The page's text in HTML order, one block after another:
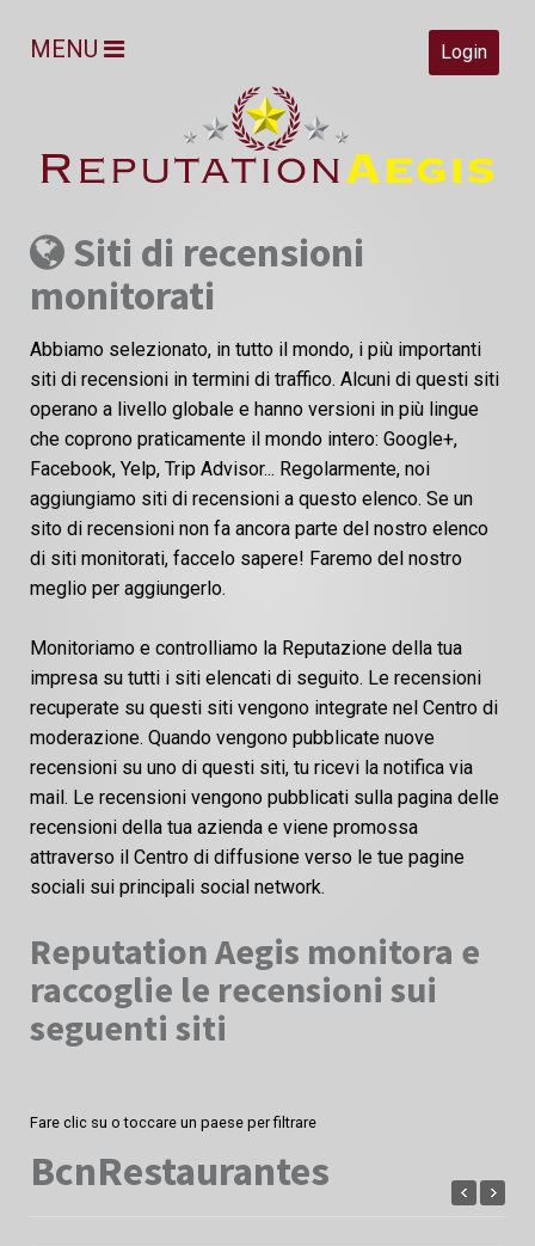
Login
MENU
Siti di recensioni
monitorati
Abbiamo selezionato, in tutto il mondo, i più importanti
siti di recensioni in termini di traffico. Alcuni di questi siti
operano a livello globale e hanno versioni in più lingue
che coprono praticamente il mondo intero: Google+,
Facebook, Yelp, Trip Advisor... Regolarmente, noi
aggiungiamo siti di recensioni a questo elenco. Se un
sito di recensioni non fa ancora parte del nostro elenco
di siti monitorati, faccelo sapere! Faremo del nostro
meglio per aggiungerlo.
Monitoriamo e controlliamo la Reputazione della tua
impresa su tutti i siti elencati di seguito. Le recensioni
recuperate su questi siti vengono integrate nel Centro di
moderazione. Quando vengono pubblicate nuove
recensioni su uno di questi siti, tu ricevi la notifica via
mail. Le recensioni vengono pubblicati sulla pagina delle
recensioni della tua azienda e viene promossa
attraverso il Centro di diffusione verso le tue pagine
sociali sui principali social network.
Reputation Aegis monitora e
raccoglie le recensioni sui
seguenti siti
Fare clic su o toccare un paese per filtrare
BcnRestaurantes